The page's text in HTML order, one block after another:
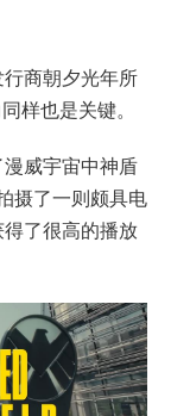
商朝夕光年所
样也是关键。
威宇宙中神盾
摄了一则颇具电
了很高的播放